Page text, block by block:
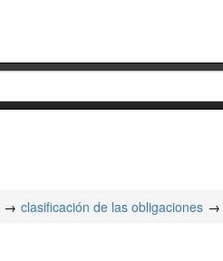
clasificación de las obligaciones